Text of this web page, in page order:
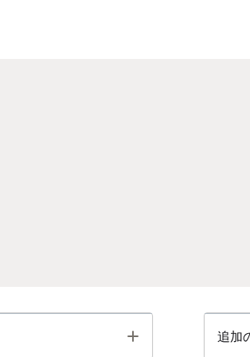
Toggle 追加